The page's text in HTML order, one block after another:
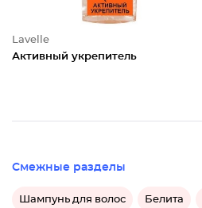
Lavelle
Активный укрепитель
Смежные разделы
Шампунь для волос Белита